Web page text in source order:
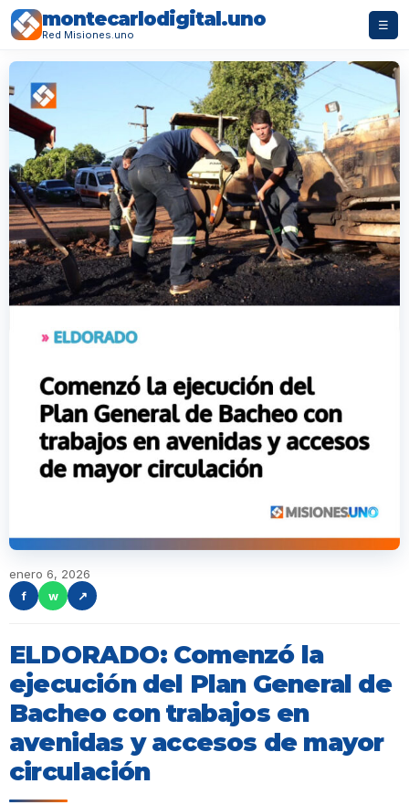
montecarlodigital.uno
Red Misiones.uno
☰
enero 6, 2026
f
w ↗
ELDORADO: Comenzó la
ejecución del Plan General de
Bacheo con trabajos en
avenidas y accesos de mayor
circulación